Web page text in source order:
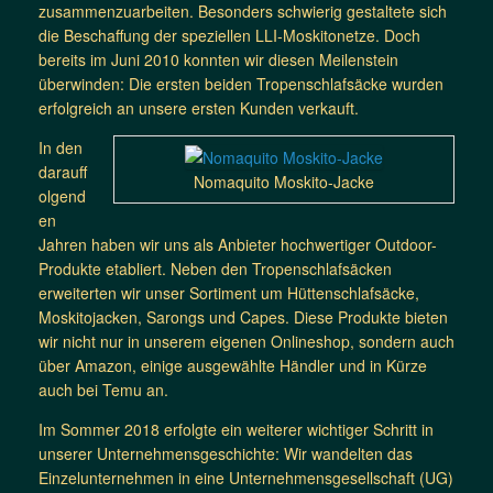
zusammenzuarbeiten. Besonders schwierig gestaltete sich
die Beschaffung der speziellen LLI-Moskitonetze. Doch
bereits im Juni 2010 konnten wir diesen Meilenstein
überwinden: Die ersten beiden Tropenschlafsäcke wurden
erfolgreich an unsere ersten Kunden verkauft.
Nomaquito Moskito-Jacke
In den
darauff
olgend
en
Jahren haben wir uns als Anbieter hochwertiger Outdoor-
Produkte etabliert. Neben den Tropenschlafsäcken
erweiterten wir unser Sortiment um Hüttenschlafsäcke,
Moskitojacken, Sarongs und Capes. Diese Produkte bieten
wir nicht nur in unserem eigenen Onlineshop, sondern auch
über Amazon, einige ausgewählte Händler und in Kürze
auch bei Temu an.
Im Sommer 2018 erfolgte ein weiterer wichtiger Schritt in
unserer Unternehmensgeschichte: Wir wandelten das
Einzelunternehmen in eine Unternehmensgesellschaft (UG)